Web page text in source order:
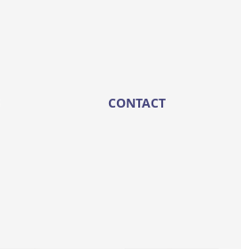
CONTACT